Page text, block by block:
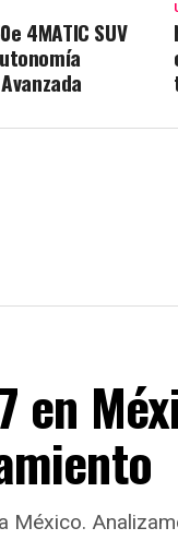
4MATIC SUV
en
México.